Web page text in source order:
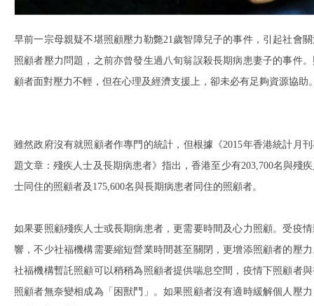
早前一宗母親疑不堪照顧壓力勒斃21歲智障兒子的事件，引起社會
照顧者壓力問題，之前亦曾發生過八旬翁誤殺長期病患妻子的事件
顧者面對壓力不輕，但在心理及經濟支援上，卻未必有足夠資源協助
雖然政府沒有就照顧者作專門的統計，但根據《2015年香港統計月
題文章：殘疾人士及長期病患者》指出，香港至少有203,700名與殘
士同住的照顧者及175,600名與長期病患者同住的照顧者。
如果要照顧殘疾人士或長期病患者，更需要時間及心力照顧。受疫
響，不少社福機構需要縮短營業時間甚至關閉，更增添照顧者的壓
社福機構暫託照顧可以稍稍為照顧者提供喘息空間，疫情下照顧者
照顧者無奈變相成為「困獸鬥」。如果照顧者沒有適時緩解個人壓